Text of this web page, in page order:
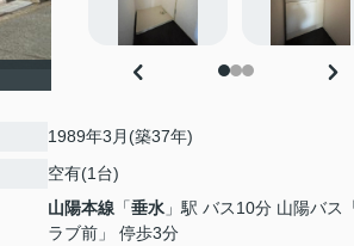
1989年3月(築37年)
空有(1台)
山陽本線 「垂水 」駅 バス10分 山陽バス
ラブ前」 停歩3分